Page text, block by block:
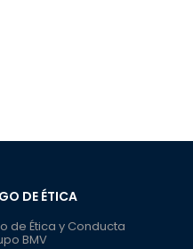
DE ÉTICA
de Ética y Conducta
BMV